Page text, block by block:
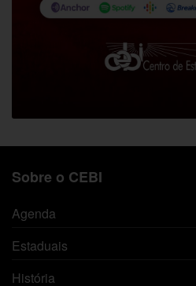
Sobre o CEBI
Agenda
Estaduais
História